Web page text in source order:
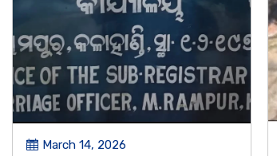
March 14, 2026